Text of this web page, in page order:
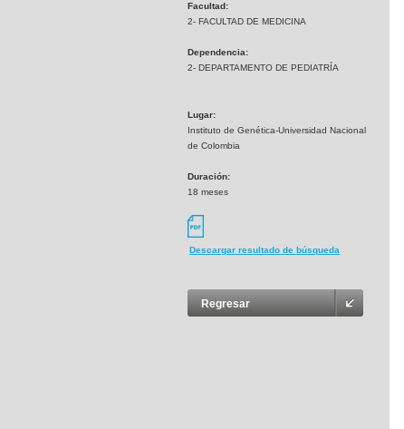
Facultad:
2- FACULTAD DE MEDICINA
Dependencia:
2- DEPARTAMENTO DE PEDIATRÍA
Lugar:
Instituto de Genética-Universidad Nacional
de Colombia
Duración:
18 meses
Descargar resultado de búsqueda
Regresar